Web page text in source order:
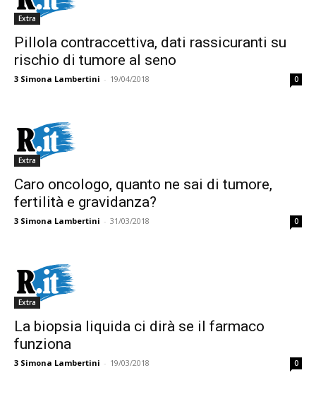
Extra
Pillola contraccettiva, dati rassicuranti su
rischio di tumore al seno
3 Simona Lambertini - 19/04/2018 0
Extra
Caro oncologo, quanto ne sai di tumore,
fertilità e gravidanza?
3 Simona Lambertini - 31/03/2018 0
Extra
La biopsia liquida ci dirà se il farmaco
funziona
3 Simona Lambertini - 19/03/2018 0